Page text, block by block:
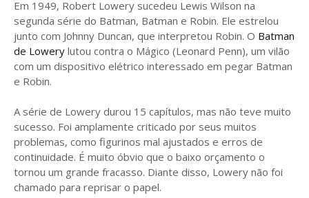
Em 1949, Robert Lowery sucedeu Lewis Wilson na
segunda série do Batman, Batman e Robin. Ele estrelou
junto com Johnny Duncan, que interpretou Robin. O Batman
de Lowery lutou contra o Mágico (Leonard Penn), um vilão
com um dispositivo elétrico interessado em pegar Batman
e Robin.
A série de Lowery durou 15 capítulos, mas não teve muito
sucesso. Foi amplamente criticado por seus muitos
problemas, como figurinos mal ajustados e erros de
continuidade. É muito óbvio que o baixo orçamento o
tornou um grande fracasso. Diante disso, Lowery não foi
chamado para reprisar o papel.